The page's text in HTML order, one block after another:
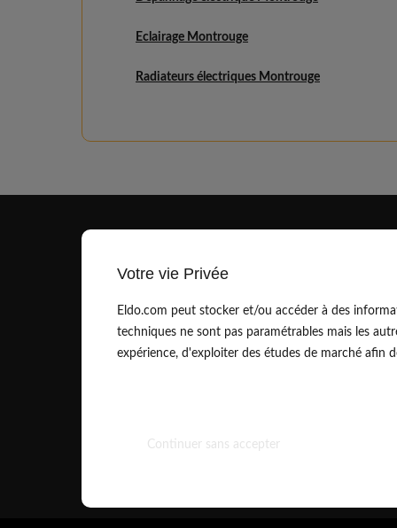
Eclairage Montrouge
Radiateurs électriques Montrouge
contact@eldo.com
01.83.75.42.90
Votre vie Privée
Eldo.com peut stocker et/ou accéder à des
techniques ne sont pas paramétrables mais les
expérience, d'exploiter des études de marché afin
Continuer sans accepter